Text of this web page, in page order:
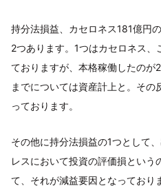
持分法損益、カセロネス181億円
2つあります。1つはカセロネス
ておりますが、本格稼働したの
までについては資産計上と。その
っております。
その他に持分法損益の1つとして
レスにおいて投資の評価損という
て、それが減益要因となっており